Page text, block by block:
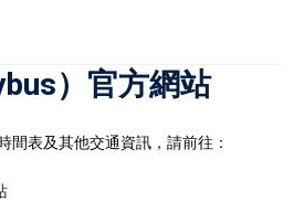
）官方網站
間表及其他交通資訊，請前往：